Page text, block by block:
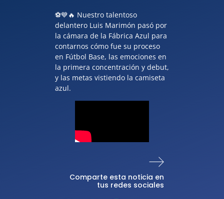
⚽️💙🔥 Nuestro talentoso
delantero Luis Marimón pasó por
la cámara de la Fábrica Azul para
contarnos cómo fue su proceso
en Fútbol Base, las emociones en
la primera concentración y debut,
y las metas vistiendo la camiseta
azul.
Comparte esta noticia en
tus redes sociales